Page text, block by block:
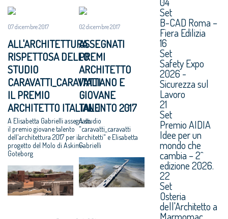
07 dicembre 2017
ALL'ARCHITETTURA
RISPETTOSA DELLO
STUDIO
CARAVATTI_CARAVATTI
IL PREMIO
ARCHITETTO ITALIANO
A Elisabetta Gabrielli assegnato
il premio giovane talento
dell'architettura 2017 per il
progetto del Molo di Askim-
Goteborg
02 dicembre 2017
ASSEGNATI
PREMI
ARCHITETTO
ITALIANO E
GIOVANE
TALENTO 2017
A studio
"caravatti_caravatti
architetti" e Elisabetta
Gabrielli
Set
B-CAD Roma –
Fiera Edilizia
16
Set
Safety Expo
2026 -
Sicurezza sul
Lavoro
21
Set
Premio AIDIA
Idee per un
mondo che
cambia – 2^
edizione 2026.
22
Set
Osteria
dell'Architetto a
Marmomac